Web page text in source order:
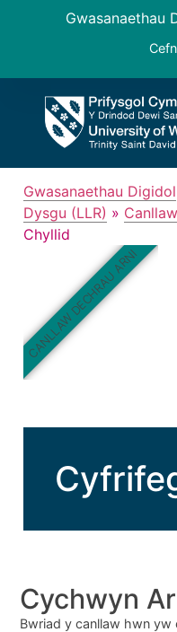
Gwasanaethau
Gwasanaethau Digidol
Dysgu (LLR) »
Chyllid
CANLLAW DECHRAU ARNI
Cychwyn
Bwriad y canllaw hwn